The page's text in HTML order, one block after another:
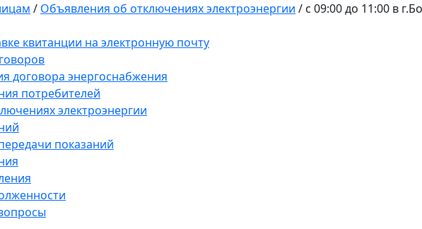
/ Объявления об отключениях электроэнергии / с 09:00 до 11:00 в
квитанции на электронную почту
договора энергоснабжения
потребителей
электроэнергии
показаний